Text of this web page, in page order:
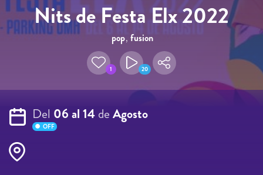
Nits de Festa Elx 2022
pop, fusion
1 20
Del 06 al 14deAgosto
OFF